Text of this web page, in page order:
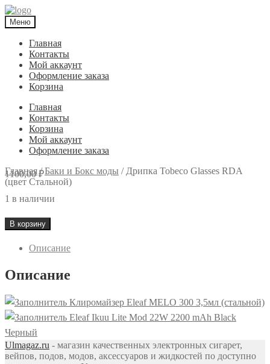
Меню
Главная
Контакты
Мой аккаунт
Оформление заказа
Корзина
Главная
Контакты
Корзина
Мой аккаунт
Оформление заказа
Главная/Баки и Бокс моды / Дрипка Tobeco Glasses RDA
(цвет Стальной)
1100,00₽
1 в наличии
Количество
Дрипка
Tobeco
Glasses
RDA
(цвет
Стальной)
В корзину
Описание
Описание
Клиромайзер Eleaf MELO 300 3,5мл (стальной)
Eleaf Ikuu Lite Mod 22W 2200 mAh Black
Черный
Ulmagaz.ru - магазин качественных электронных сигарет,
вейпов, подов, модов, аксессуаров и жидкостей по доступно